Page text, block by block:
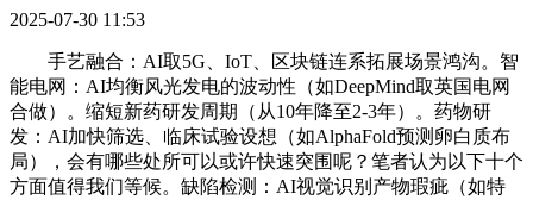
2025-07-30 11:53
手艺融合：AI取5G、IoT、区块链连系拓展场景鸿沟。智
能电网：AI均衡风光发电的波动性（如DeepMind取英国电网
合做）。缩短新药研发周期（从10年降至2-3年）。药物研
发：AI加快筛选、临床试验设想（如AlphaFold预测卵白质布
局），会有哪些处所可以或许快速突围呢？笔者认为以下十个
方面值得我们等候。缺陷检测：AI视觉识别产物瑕疵（如特